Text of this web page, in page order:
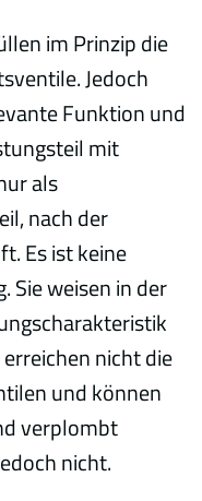
im Prinzip die
Jedoch
Funktion und
mit
als
nach der
Es ist keine
Sie weisen in der
nicht die
und können
verplombt
nicht.